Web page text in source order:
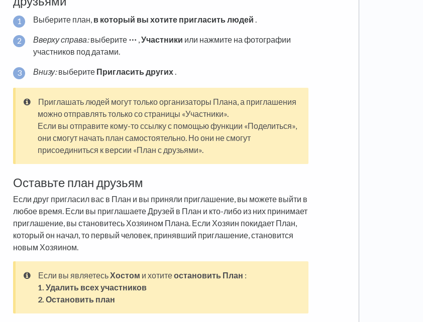
Выберите план, в который вы хотите пригласить людей .
Вверху справа:выберите ⋯ ,Участники или нажмите на фотографии
участников под датами.
Внизу:выберите Пригласить других
Приглашать людей могут только организаторы Плана, а приглашения
можно отправлять только со страницы «Участники».
Если вы отправите кому-то ссылку с помощью функции «Поделиться»,
они смогут начать план самостоятельно. Но они не смогут
присоединиться к версии «План с друзьями».
Оставьте план друзьям
Если друг пригласил вас в План и вы приняли приглашение, вы можете выйти в
любое время. Если вы приглашаете Друзей в План и кто-либо из них принимает
приглашение, вы становитесь Хозяином Плана. Если Хозяин покидает План,
который он начал, то первый человек, принявший приглашение, становится
новым Хозяином.
Если вы являетесьХостом и хотитеостановить План :
1. Удалить всех участников
2. Остановить план